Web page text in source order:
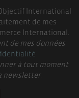
International
de mes
International.
de mes données
à tout moment
newsletter.